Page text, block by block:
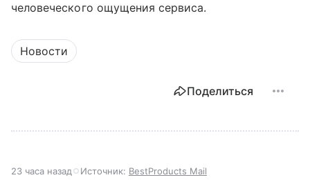
человеческого ощущения сервиса.
Новости
Поделиться
23 часа назад Источник: BestProducts Mail